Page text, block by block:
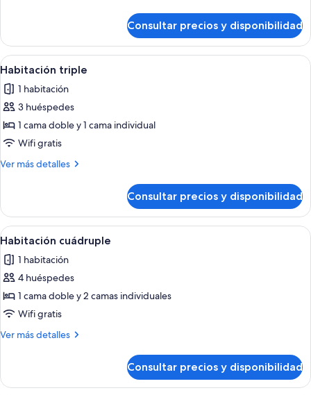
cama
doble
o
2
individuales
clásica
con
1
doble
o
individuales
Consultar precios y disponibilidad
Abrir
todas
las
fotos
de
Habitación
triple
Habitación de hotel con dos camas,
5
Habitación triple
1 habitación
3 huéspedes
1 cama doble y 1 cama individual
Wifi gratis
Ver más detalles
Más
triple
Consultar precios y disponibilidad
Abrir
todas
las
fotos
de
Habitación
cuádruple
Una habitación de hotel con dos
6
Habitación cuádruple
1 habitación
4 huéspedes
1 cama doble y 2 camas individuales
Wifi gratis
Ver más detalles
Más
cuádruple
Consultar precios y disponibilidad